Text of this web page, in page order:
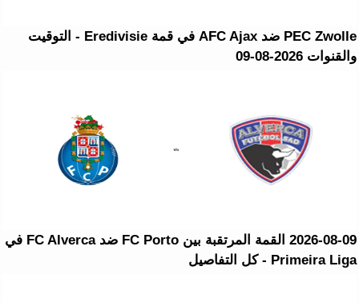
PEC Zwolle ضد AFC Ajax في قمة Eredivisie - التوقيت
والقنوات 2026-08-09
2026-08-09 القمة المرتقبة بين FC Porto ضد FC Alverca في
Primeira Liga - كل التفاصيل